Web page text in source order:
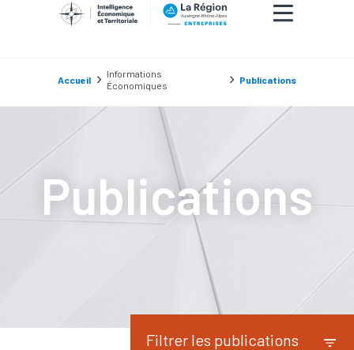
Accueil
Informations
Économiques
Publications
Publications
Filtrer les publications